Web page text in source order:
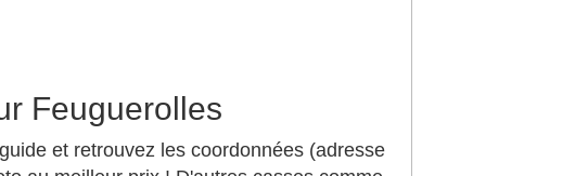
Feuguerolles
et retrouvez les coordonnées (adresse